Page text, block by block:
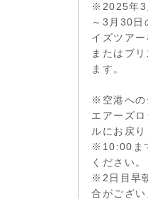
※2025年3
～3月30日
イズツア
またはブ
ます。
※空港への
エアーズ
ルにお戻り
※10:00ま
ください。
※2日目早
合がござい